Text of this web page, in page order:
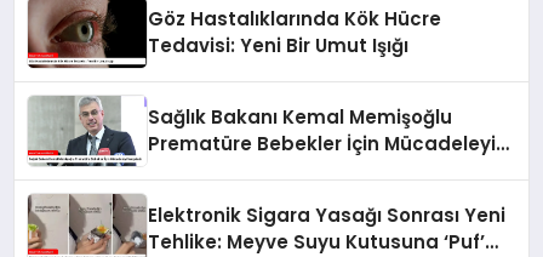
Göz Hastalıklarında Kök Hücre
Tedavisi: Yeni Bir Umut Işığı
Sağlık Bakanı Kemal Memişoğlu
Prematüre Bebekler İçin Mücadeleyi
Elektronik Sigara Yasağı Sonrası Yeni
Tehlike: Meyve Suyu Kutusuna ‘Puf’